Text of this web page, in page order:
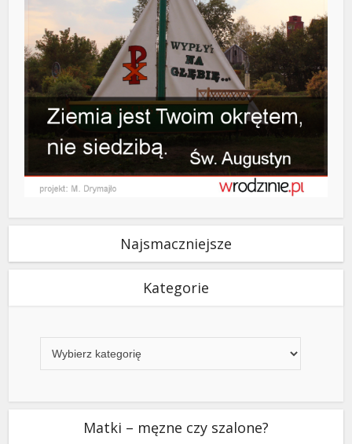
Najsmaczniejsze
Kategorie
Matki – męzne czy szalone?